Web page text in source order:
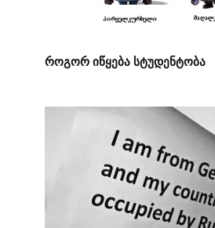
როგორ იწყება სტუდენტობა